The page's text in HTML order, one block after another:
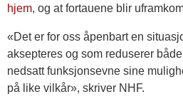
hjem, og at fortauene blir
«Det er for oss åpenbart en
aksepteres og som reduserer
nedsatt funksjonsevne sine
på like vilkår», skriver NHF.